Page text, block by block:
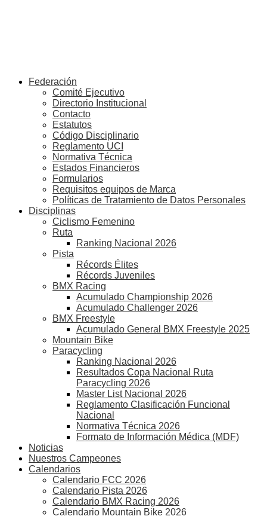
Federación
Comité Ejecutivo
Directorio Institucional
Contacto
Estatutos
Código Disciplinario
Reglamento UCI
Normativa Técnica
Estados Financieros
Formularios
Requisitos equipos de Marca
Políticas de Tratamiento de Datos Personales
Disciplinas
Ciclismo Femenino
Ruta
Ranking Nacional 2026
Pista
Récords Élites
Récords Juveniles
BMX Racing
Acumulado Championship 2026
Acumulado Challenger 2026
BMX Freestyle
Acumulado General BMX Freestyle 2025
Mountain Bike
Paracycling
Ranking Nacional 2026
Resultados Copa Nacional Ruta
Paracycling 2026
Master List Nacional 2026
Reglamento Clasificación Funcional
Nacional
Normativa Técnica 2026
Formato de Información Médica (MDF)
Noticias
Nuestros Campeones
Calendarios
Calendario FCC 2026
Calendario Pista 2026
Calendario BMX Racing 2026
Calendario Mountain Bike 2026